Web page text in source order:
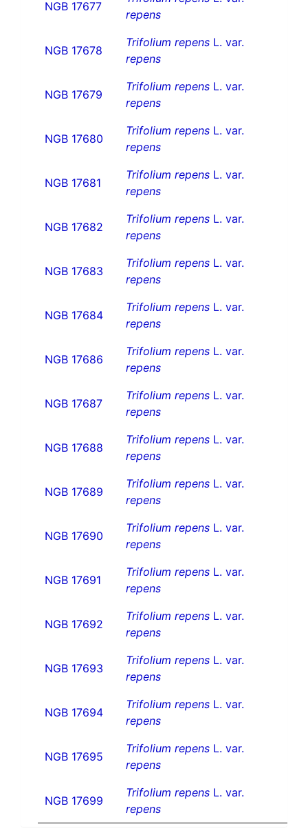
NGB 17677
repens
NGB 17678
Trifolium repens L. var.
repens
NGB 17679
Trifolium repens L. var.
repens
NGB 17680
Trifolium repens L. var.
repens
NGB 17681
Trifolium repens L. var.
repens
NGB 17682
Trifolium repens L. var.
repens
NGB 17683
Trifolium repens L. var.
repens
NGB 17684
Trifolium repens L. var.
repens
NGB 17686
Trifolium repens L. var.
repens
NGB 17687
Trifolium repens L. var.
repens
NGB 17688
Trifolium repens L. var.
repens
NGB 17689
Trifolium repens L. var.
repens
NGB 17690
Trifolium repens L. var.
repens
NGB 17691
Trifolium repens L. var.
repens
NGB 17692
Trifolium repens L. var.
repens
NGB 17693
Trifolium repens L. var.
repens
NGB 17694
Trifolium repens L. var.
repens
NGB 17695
Trifolium repens L. var.
repens
NGB 17699
Trifolium repens L. var.
repens